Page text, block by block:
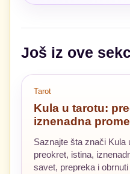
Još iz ove
Tarot
Kula u tarotu:
iznenadna
Saznajte šta znači
preokret, istina,
savet, prepreka i obrnuti